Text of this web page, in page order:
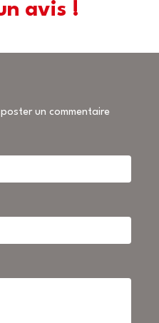
avis !
un commentaire